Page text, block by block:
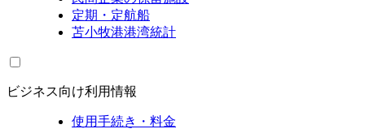
定期・定航船
苫小牧港港湾統計
ビジネス向け利用情報
使用手続き・料金